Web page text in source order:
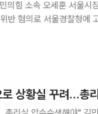
의힘 소속 오세훈 서울시
울경찰청에 고발했다. 이날 오전
상황실 꾸려…총